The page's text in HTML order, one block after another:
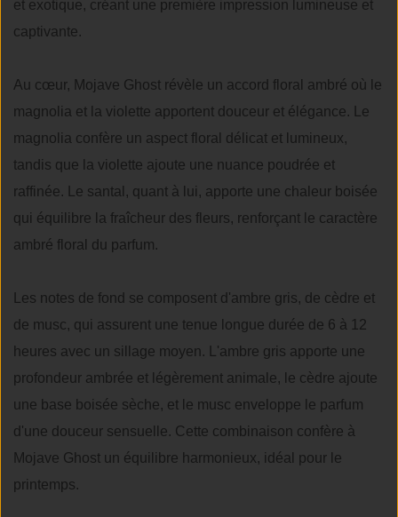
et exotique, créant une première impression lumineuse et
captivante.
Au cœur, Mojave Ghost révèle un accord floral ambré où le
magnolia et la violette apportent douceur et élégance. Le
magnolia confère un aspect floral délicat et lumineux,
tandis que la violette ajoute une nuance poudrée et
raffinée. Le santal, quant à lui, apporte une chaleur boisée
qui équilibre la fraîcheur des fleurs, renforçant le caractère
ambré floral du parfum.
Les notes de fond se composent d'ambre gris, de cèdre et
de musc, qui assurent une tenue longue durée de 6 à 12
heures avec un sillage moyen. L'ambre gris apporte une
profondeur ambrée et légèrement animale, le cèdre ajoute
une base boisée sèche, et le musc enveloppe le parfum
d'une douceur sensuelle. Cette combinaison confère à
Mojave Ghost un équilibre harmonieux, idéal pour le
printemps.